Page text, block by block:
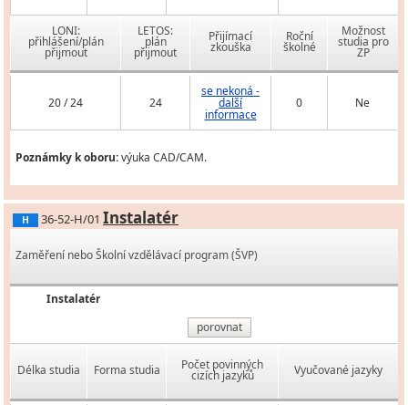
LONI:
přihlášení/plán
přijmout
LETOS:
plán
přijmout
Přijímací
zkouška
Roční
školné
Možnost
studia pro
ZP
20 / 24 24
se nekoná -
další
informace
0 Ne
Poznámky k oboru:výuka CAD/CAM.
H 36-52-H/01 Instalatér
Zaměření nebo Školní vzdělávací program (ŠVP)
Instalatér
porovnat
Délka studia Forma studia Počet povinných
cizích jazyků Vyučované jazyky